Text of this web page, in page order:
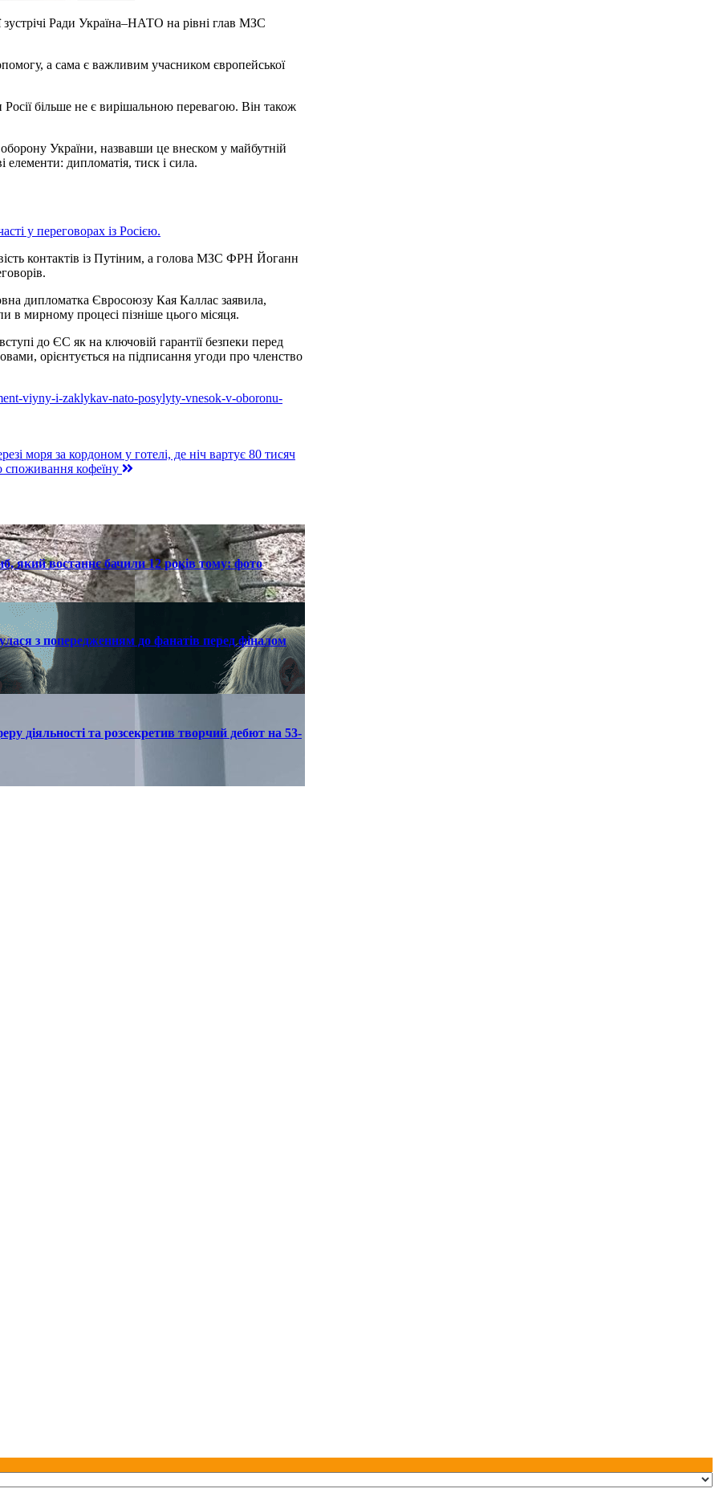
а сама є важливим учасником європейської
більше не є вирішальною перевагою. Він також
України, назвавши це внеском у майбутній
дипломатія, тиск і сила.
у переговорах із Росією.
контактів із Путіним, а голова МЗС ФРН Йоганн
дипломатка Євросоюзу Кая Каллас заявила,
в мирному процесі пізніше цього місяця.
до ЄС як на ключовій гарантії безпеки перед
орієнтується на підписання угоди про членство
viyny-i-zaklykav-nato-posylyty-vnesok-v-oboronu-
моря за кордоном у готелі, де ніч вартує 80 тисяч
кофеїну
який востаннє бачили 12 років тому: фото
з попередженням до фанатів перед фіналом
діяльності та розсекретив творчий дебют на 53-